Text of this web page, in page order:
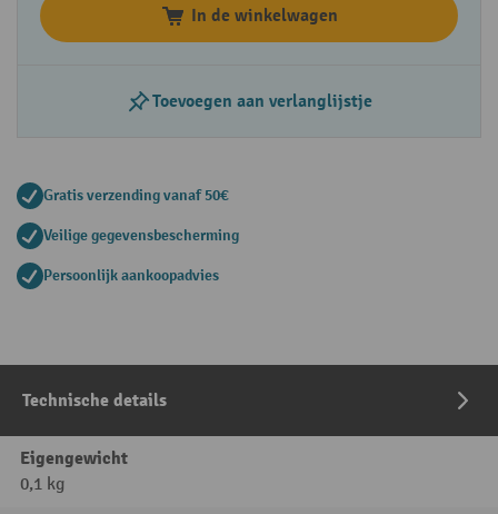
In de winkelwagen
Toevoegen aan verlanglijstje
Gratis verzending vanaf 50€
Veilige gegevensbescherming
Persoonlijk aankoopadvies
Technische details
Eigengewicht
0,1 kg